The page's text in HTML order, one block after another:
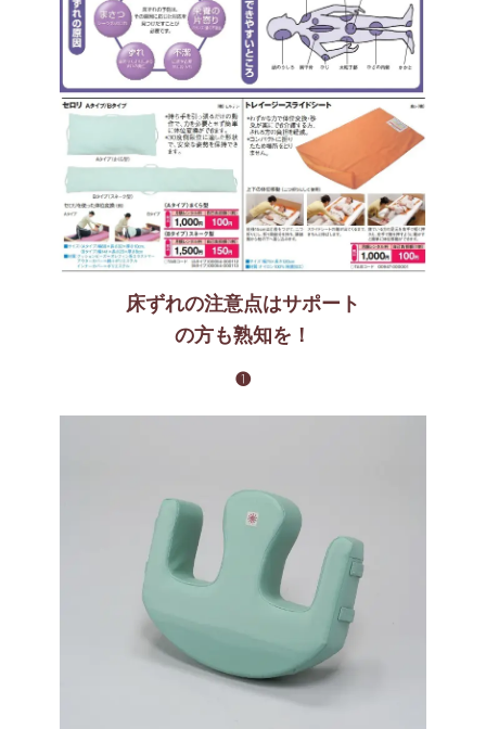
床ずれの注意点はサポート
の方も熟知を！
❶